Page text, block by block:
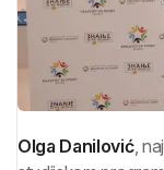
Olga Danilović,